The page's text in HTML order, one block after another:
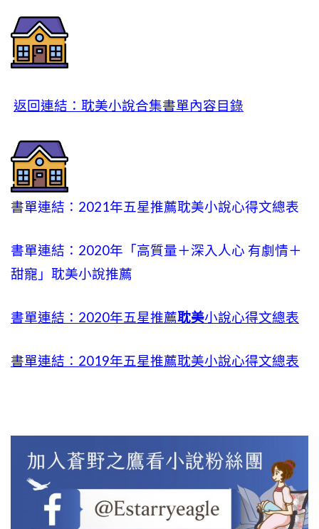
返回連結：耽美小說合集書單內容目錄
書單連結：2021年五星推薦耽美小說心得文總表
書單連結：2020年「高質量＋深入人心 有劇情＋
甜寵」耽美小說推薦
書單連結：2020年五星推薦耽美小說心得文總表
書單連結：2019年五星推薦耽美小說心得文總表